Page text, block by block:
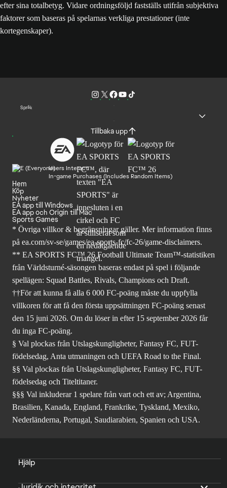
efter sina totalbetyg. Vidare ordningsföljd fastställs utifrån subjektiva
faktorer som baseras på spelarnas verkliga prestationer (inte
kortegenskaper).
Språk
Tillbaka upp
Users Interact
In-game Purchases (Includes Random Items)
Hem
Köp
Nyheter
EA app till Windows
EA app och Origin till Mac
Sports Games
* Övriga villkor & begränsningar gäller. Merinformation finns
på ea.com/sv-se/games/ea-sports-fc/fc-26/game-disclaimers.
** EA SPORTS FC™ 26 Football Ultimate Team™-statistiken
från Världsturné-säsongen baseras endast på spel i följande
spellägen: Squad Battles, Rivals, Champions och Draft.
††För att kunna få alla 6 000 FC-poäng måste du uppfylla
villkoren för att få den första uppsättningen FC-poäng senast
den 15 juni 2026. Om du löser in efter 15 september 2026 får
du inga FC-poäng.
§ Val plockas från Utslagskungligheter, Fantasy FC, FUT-
födelsedag, Anta utmaningen och UEFA Road to the Final.
§§ Val plockas från Utslagskungligheter, Fantasy FC, FUT-
födelsedag och Titeltitaner.
§§§ Val inkluderar 1 spelare från vart och ett av; Argentina,
Brasilien, Kanada, England, Frankrike, Tyskland, Mexiko,
Nederländerna, Portugal, Saudiarabien, Spanien och USA.
Hjälp